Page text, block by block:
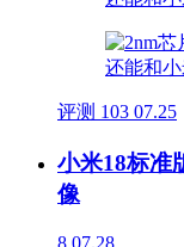
评测 103 07.25
小米18标准
像
8 07.28